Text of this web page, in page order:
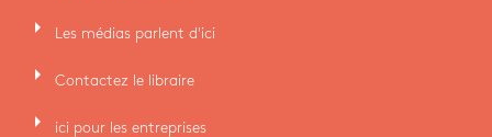
arrow_right Les médias parlent d'ici
arrow_right Contactez le libraire
arrow_right ici pour les entreprises